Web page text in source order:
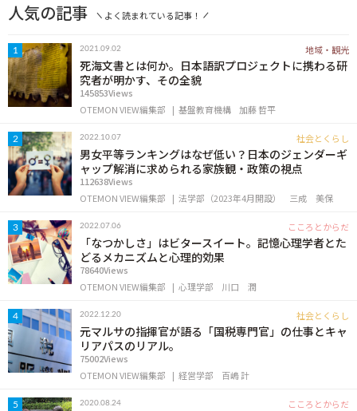
こころとからだ
IT・メディア
地域・観光
OTEMON VIEWについて
サイトポリシー
FOLLOW US
人気の記事 よく読まれている記事！
1 2021.09.02 地域・観光
死海文書とは何か。日本語訳プロジェクトに携わる研
究者が明かす、その全貌
145853Views
OTEMON VIEW編集部
基盤教育機構 加藤 哲平
2 2022.10.07 社会とくらし
男女平等ランキングはなぜ低い？日本のジェンダーギ
ャップ解消に求められる家族観・政策の視点
112638Views
OTEMON VIEW編集部
法学部（2023年4月開設） 三成 美保
3 2022.07.06 こころとからだ
「なつかしさ」はビタースイート。記憶心理学者とた
どるメカニズムと心理的効果
78640Views
OTEMON VIEW編集部
心理学部 川口 潤
4 2022.12.20 社会とくらし
元マルサの指揮官が語る「国税専門官」の仕事とキャ
リアパスのリアル。
75002Views
OTEMON VIEW編集部
経営学部 百嶋 計
5 2020.08.24 こころとからだ